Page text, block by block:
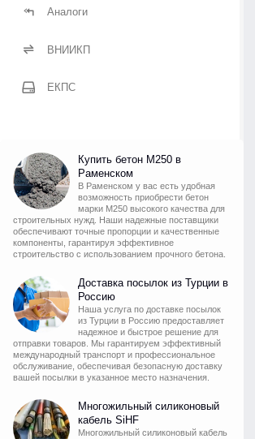
Аналоги
ВНИИКП
ЕКПС
Купить бетон М250 в
Раменском
В Раменском у вас есть удобная
возможность приобрести бетон
марки М250 высокого качества для
строительных нужд. Наши надежные поставщики
обеспечивают точные пропорции и качественные
компоненты, гарантируя эффективное
строительство с использованием прочного бетона.
Доставка посылок из Турции в
Россию
Наша услуга по доставке посылок
из Турции в Россию предоставляет
надежное и быстрое решение для
отправки товаров. Мы гарантируем эффективный
международный транспорт и профессиональное
обслуживание, обеспечивая безопасную доставку
вашей посылки в указанное место назначения.
Многожильный силиконовый
кабель SiHF
Многожильный силиконовый кабель